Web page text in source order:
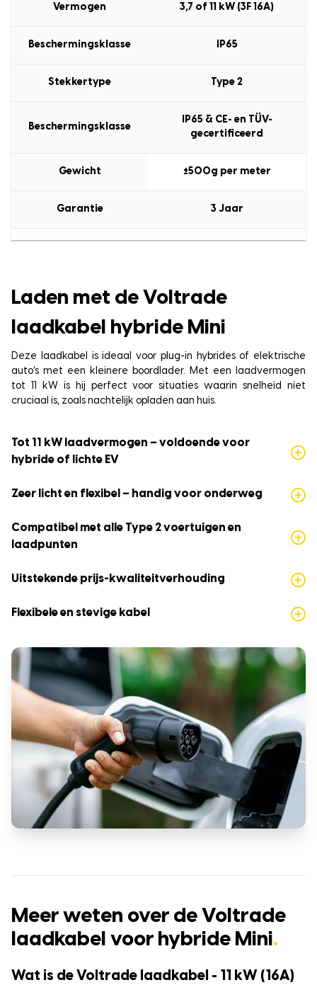
Vermogen 3,7 of 11 kW (3F 16A)
Beschermingsklasse IP65
Stekkertype Type 2
Beschermingsklasse
IP65 & CE- en TÜV-
gecertificeerd
Gewicht ±500g per meter
Garantie 3 Jaar
Laden met de Voltrade
laadkabel hybride Mini
Deze laadkabel is ideaal voor plug-in hybrides of elektrische
auto’s met een kleinere boordlader. Met een laadvermogen
tot 11 kW is hij perfect voor situaties waarin snelheid niet
cruciaal is, zoals nachtelijk opladen aan huis.
Tot 11 kW laadvermogen – voldoende voor
hybride of lichte EV
Zeer licht en flexibel – handig voor onderweg
Compatibel met alle Type 2 voertuigen en
laadpunten
Uitstekende prijs-kwaliteitverhouding
Flexibele en stevige kabel
Meer weten over de Voltrade
laadkabel voor hybride Mini.
Wat is de Voltrade laadkabel - 11 kW (16A)